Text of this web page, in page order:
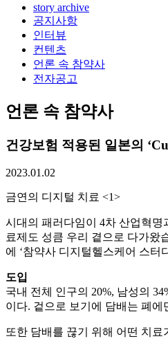
story archive
공지사항
인터뷰
컨텐츠
언론 속 참약사
전자공고
언론 속 참약사
건강보험 적용된 일본의
2023.01.02
금연의 디지털 치료 <1>
시대의 패러다임이 4차 산업혁
료제도 성큼 우리 곁으로 다가왔
에 ‘참약사 디지털헬스케어 스터
도입
국내 전체 인구의 20%, 남성의
이다. 겉으로 보기에 담배는 폐
또한 담배를 끊기 위해 어떤 치